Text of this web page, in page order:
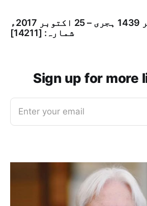
بدھ – 5 صفر 1439 ہجری – 25 اكتوبر 2017ء
شمارہ: [14211]
Sign up for more
Enter your email